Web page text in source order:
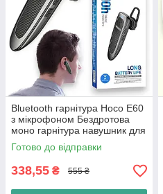
Bluetooth гарнітура Hoco E60
з мікрофоном Бездротова
моно гарнітура навушник для
розмов, 10 год роботи,
сенсорне керування
Готово до відправки
338,55 ₴ 555 ₴